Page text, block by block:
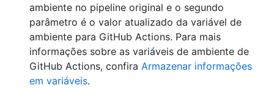
ambiente no pipeline original e o segundo
parâmetro é o valor atualizado da variável de
ambiente para GitHub Actions. Para mais
informações sobre as variáveis de ambiente de
GitHub Actions, confira Armazenar informações
em variáveis.